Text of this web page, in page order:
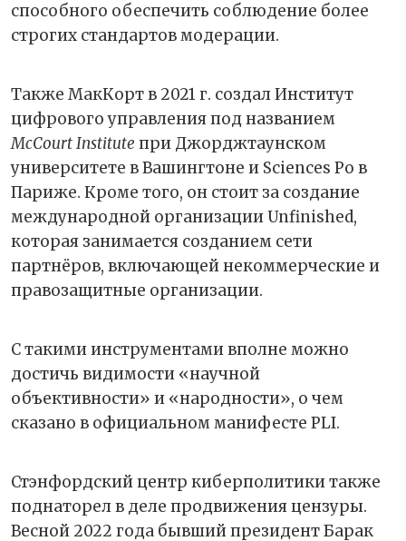
способного обеспечить соблюдение более
строгих стандартов модерации.
Также МакКорт в 2021 г. создал Институт
цифрового управления под названием
McCourt Institute при Джорджтаунском
университете в Вашингтоне и Sciences Po в
Париже. Кроме того, он стоит за создание
международной организации Unfinished,
которая занимается созданием сети
партнёров, включающей некоммерческие и
правозащитные организации.
С такими инструментами вполне можно
достичь видимости «научной
объективности» и «народности», о чем
сказано в официальном манифесте PLI.
Стэнфордский центр киберполитики также
поднаторел в деле продвижения цензуры.
Весной 2022 года бывший президент Барак